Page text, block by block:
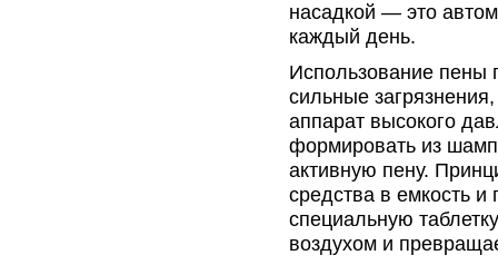
насадкой — это
каждый день.
Использование пены
сильные
аппарат высокого
формировать из
активную пену.
средства в емкость
специальную
воздухом и